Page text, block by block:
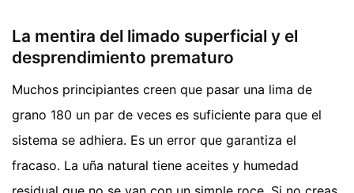
La mentira del limado superficial y el
desprendimiento prematuro
Muchos principiantes creen que pasar una lima de
grano 180 un par de veces es suficiente para que el
sistema se adhiera. Es un error que garantiza el
fracaso. La uña natural tiene aceites y humedad